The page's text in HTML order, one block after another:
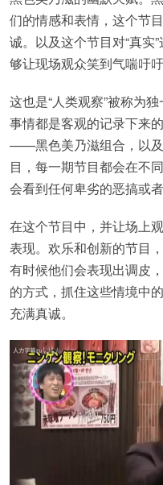
们的情感和表情，这个节
诚。以及这个节目对“真实
够让现场观众笑到气喘吁
这也是“人类观察”被称为
事情都是客观的记录下来
——黑色美乃滋组合，以
目，每一期节目都会在不
会看到任何卑劣的恶搞或者
在这个节目中，并让场上
表现。欢乐和创新的节目
有时候他们会表现出调皮
的方式，抓住这些情境中
充满真诚。